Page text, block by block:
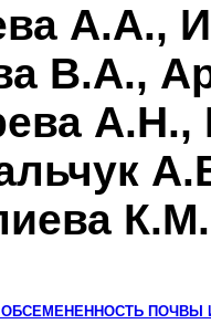
А.А.,
В.А.,
А.Н.,
ОБСЕМЕНЕННОСТЬ ПОЧВЫ